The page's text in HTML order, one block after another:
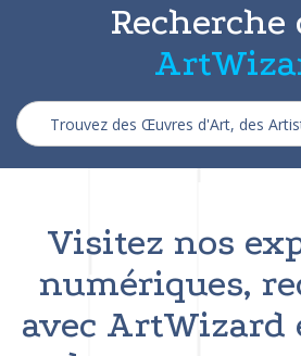
Recherche
Visitez nos
numériques,
avec ArtWizard